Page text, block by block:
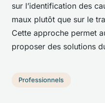
sur l’identification des
maux plutôt que sur le
Cette approche permet
proposer des solutions
Professionnels